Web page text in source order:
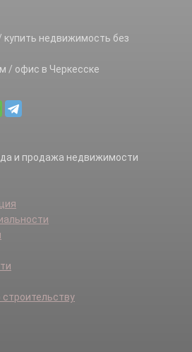
недвижимость без
/ офис в Черкесске